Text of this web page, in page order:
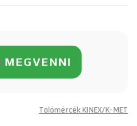
MEGVENNI
Tolómércék KINEX/K-MET